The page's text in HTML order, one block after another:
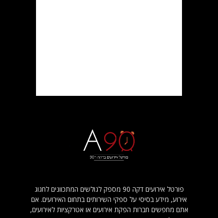
פורטל אירועים דקה 90 מספק לגולשים המתכוונים לחגוג
אירוע, מידע בסיסי על ספקי השירותים בתחום האירועים. אם
אתם מחפשים חברות הפקת אירועים או אטרקציות לאירועים,